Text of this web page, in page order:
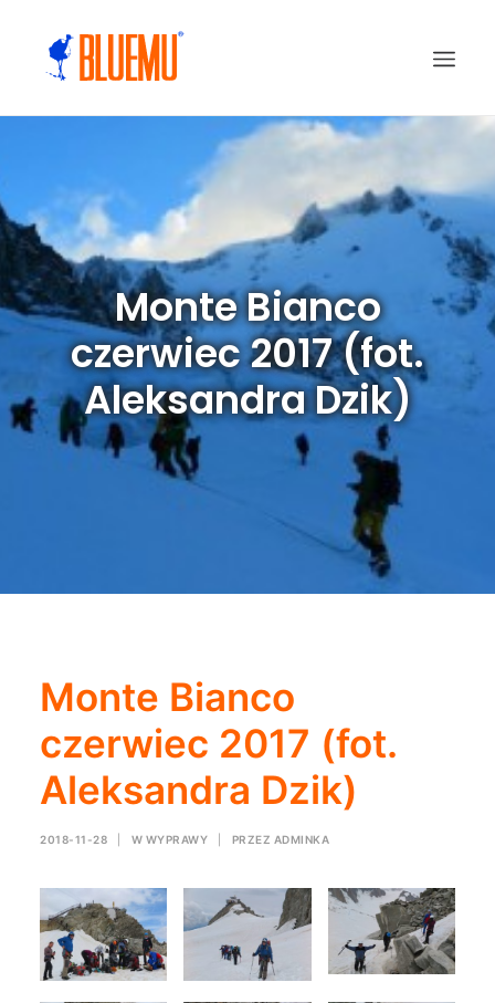
Monte Bianco
czerwiec 2017 (fot.
Aleksandra Dzik)
Monte Bianco
czerwiec 2017 (fot.
Aleksandra Dzik)
2018-11-28 W WYPRAWY PRZEZ ADMINKA